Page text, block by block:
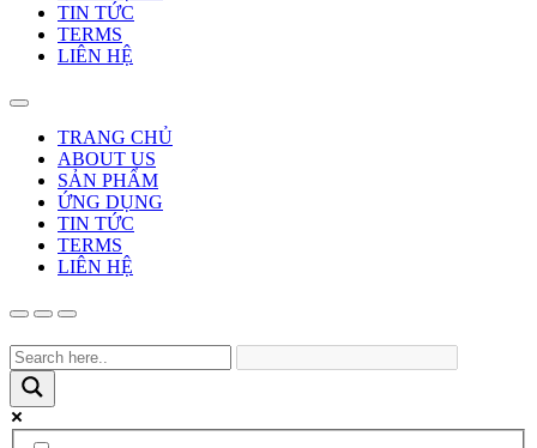
TIN TỨC
TERMS
LIÊN HỆ
TRANG CHỦ
ABOUT US
SẢN PHẨM
ỨNG DỤNG
TIN TỨC
TERMS
LIÊN HỆ